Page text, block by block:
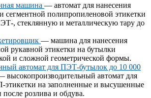
машина — автомат для нанесения
сегментной полипропиленовой этикетки
, стеклянную и металлическую тару до
— машина для нанесения
рукавной этикетки на бутылки
и сложной геометрической формы.
автомат для ПЭТ-бутылок до 10 000
высокопроизводительный автомат для
этикетки на заполненные и высушенные
розлива и обдува.